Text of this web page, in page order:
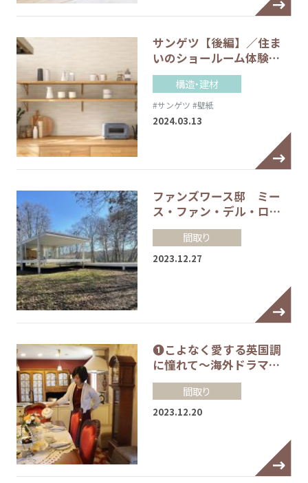
サンゲツ【後編】／住ま
いのショールーム体験…
構造・建材
#サンゲツ #壁紙
2024.03.13
ファンズワース邸 ミー
ス・ファン・デル・ロ…
間取り
2023.12.27
❶こよなく愛する英国調
に憧れて～海外ドラマ…
間取り
2023.12.20